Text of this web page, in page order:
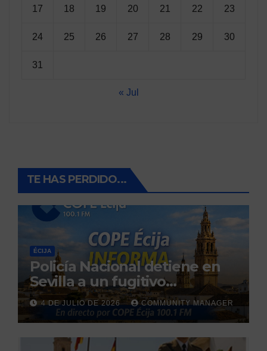
17 18 19 20 21 22 23
24 25 26 27 28 29 30
31
« Jul
TE HAS PERDIDO...
ÉCIJA
Policía Nacional detiene en
Sevilla a un fugitivo
reclamado por narcotráfico
tras no regresar a prisión
durante un permiso
penitenciario
4 DE JULIO DE 2026 COMMUNITY MANAGER